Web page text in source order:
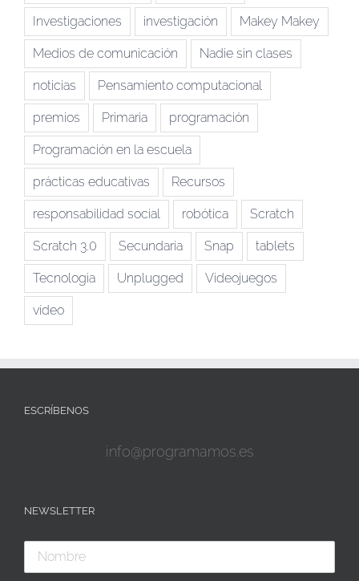
Investigaciones investigación Makey Makey
Medios de comunicación Nadie sin clases
noticias Pensamiento computacional
premios Primaria programación
Programación en la escuela
prácticas educativas Recursos
responsabilidad social robótica Scratch
Scratch 3.0 Secundaria Snap tablets
Tecnologia Unplugged Videojuegos
vídeo
ESCRÍBENOS
info@programamos.es
NEWSLETTER